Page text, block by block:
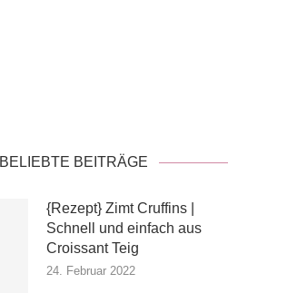
BELIEBTE BEITRÄGE
{Rezept} Zimt Cruffins |
Schnell und einfach aus
Croissant Teig
24. Februar 2022